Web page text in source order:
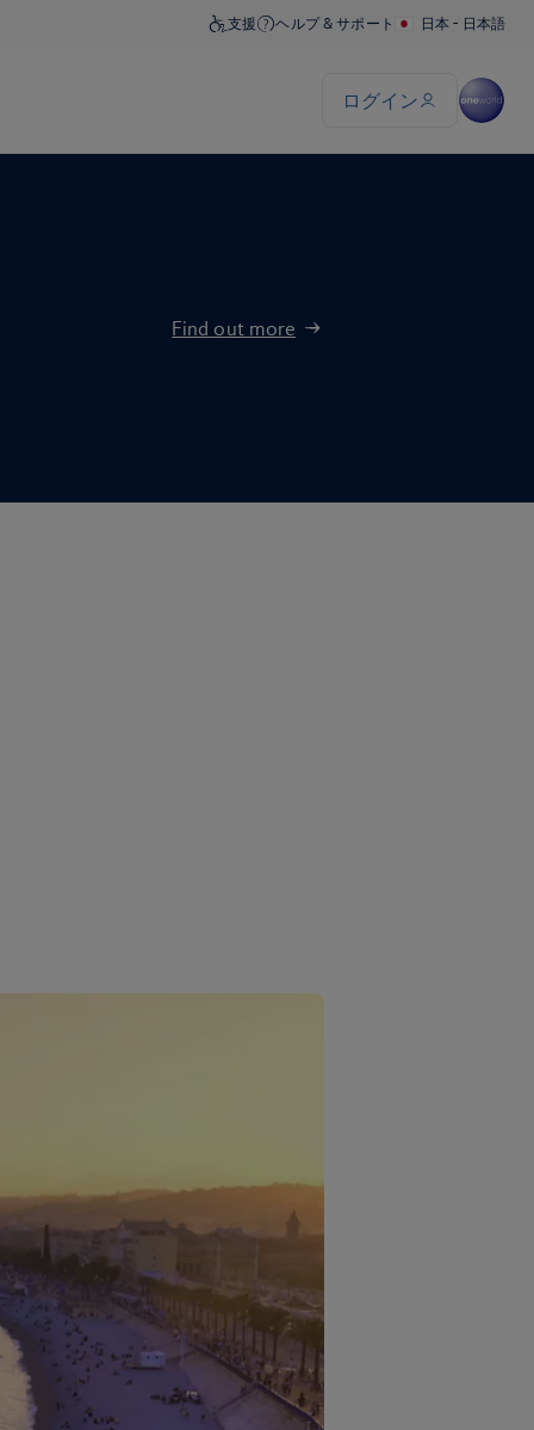
Find out more